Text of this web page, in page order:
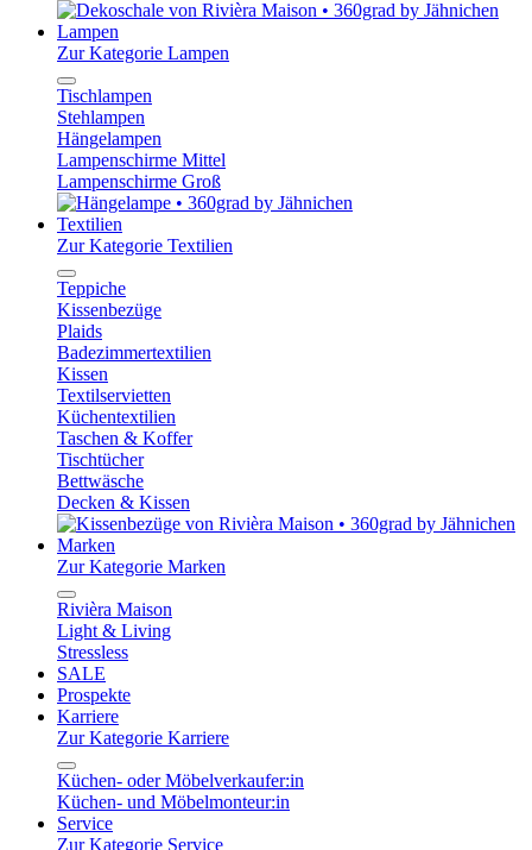
Lampen
Zur Kategorie Lampen
Tischlampen
Stehlampen
Hängelampen
Lampenschirme Mittel
Lampenschirme Groß
Textilien
Zur Kategorie Textilien
Teppiche
Kissenbezüge
Plaids
Badezimmertextilien
Kissen
Textilservietten
Küchentextilien
Taschen & Koffer
Tischtücher
Bettwäsche
Decken & Kissen
Marken
Zur Kategorie Marken
Rivièra Maison
Light & Living
Stressless
SALE
Prospekte
Karriere
Zur Kategorie Karriere
Küchen- oder Möbelverkaufer:in
Küchen- und Möbelmonteur:in
Service
Zur Kategorie Service